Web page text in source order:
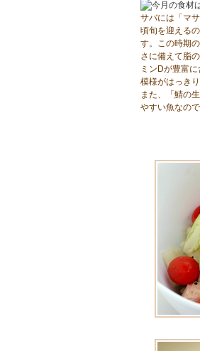
サバには「マ
頃旬を迎える
す。この時期
さに備えて脂
ミンDが豊富
模様がはっき
また、「鯖の
やすい魚なの